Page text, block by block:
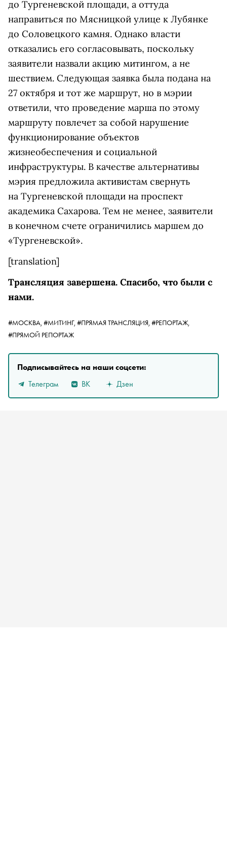
до Тургеневской площади, а оттуда
направиться по Мясницкой улице к Лубянке
до Соловецкого камня. Однако власти
отказались его согласовывать, поскольку
заявители назвали акцию митингом, а не
шествием. Следующая заявка была подана на
27 октября и тот же маршрут, но в мэрии
ответили, что проведение марша по этому
маршруту повлечет за собой нарушение
функционирование объектов
жизнеобеспечения и социальной
инфраструктуры. В качестве альтернативы
мэрия предложила активистам свернуть
на Тургеневской площади на проспект
академика Сахарова. Тем не менее, заявители
в конечном счете ограничились маршем до
«Тургеневской».
[translation]
Трансляция завершена. Спасибо, что были с
нами.
#МОСКВА, #МИТИНГ, #ПРЯМАЯ ТРАНСЛЯЦИЯ, #РЕПОРТАЖ,
#ПРЯМОЙ РЕПОРТАЖ
Подписывайтесь на наши соцсети:
Телеграм
ВК Дзен